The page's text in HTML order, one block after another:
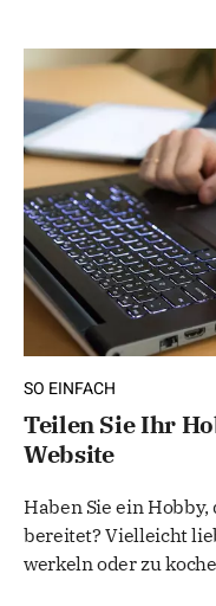
SO EINFACH
Teilen Sie Ihr
Website
Haben Sie ein
bereitet? Vielleicht
werkeln oder zu